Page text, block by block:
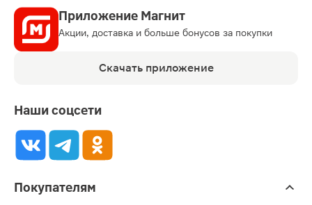
Приложение Магнит
Акции, доставка и больше бонусов за покупки
Скачать приложение
Наши соцсети
Покупателям